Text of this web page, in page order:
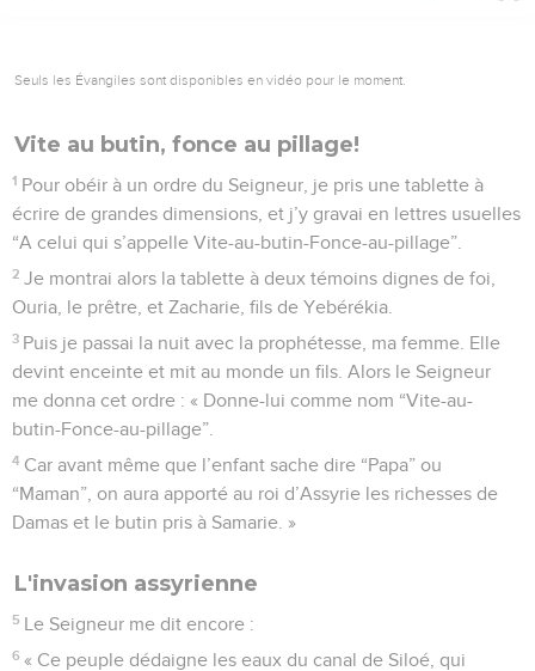
Seuls les Évangiles sont disponibles en vidéo pour le moment.
Vite au butin, fonce au pillage!
1 Pour obéir à un ordre du Seigneur, je pris une tablette à
écrire de grandes dimensions, et j’y gravai en lettres usuelles
“A celui qui s’appelle Vite-au-butin-Fonce-au-pillage”.
2 Je montrai alors la tablette à deux témoins dignes de foi,
Ouria, le prêtre, et Zacharie, fils de Yebérékia.
3 Puis je passai la nuit avec la prophétesse, ma femme. Elle
devint enceinte et mit au monde un fils. Alors le Seigneur
me donna cet ordre : « Donne-lui comme nom “Vite-au-
butin-Fonce-au-pillage”.
4 Car avant même que l’enfant sache dire “Papa” ou
“Maman”, on aura apporté au roi d’Assyrie les richesses de
Damas et le butin pris à Samarie. »
L'invasion assyrienne
5 Le Seigneur me dit encore :
6 « Ce peuple dédaigne les eaux du canal de Siloé, qui